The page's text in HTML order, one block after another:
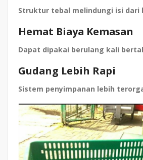
Struktur tebal melindungi isi dari
Hemat Biaya Kemasan
Dapat dipakai berulang kali
Gudang Lebih Rapi
Sistem penyimpanan lebih